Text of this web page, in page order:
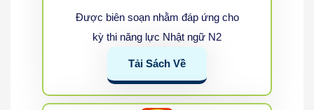
Được biên soạn nhằm đáp ứng cho
kỳ thi năng lực Nhật ngữ N2
Tải Sách Về